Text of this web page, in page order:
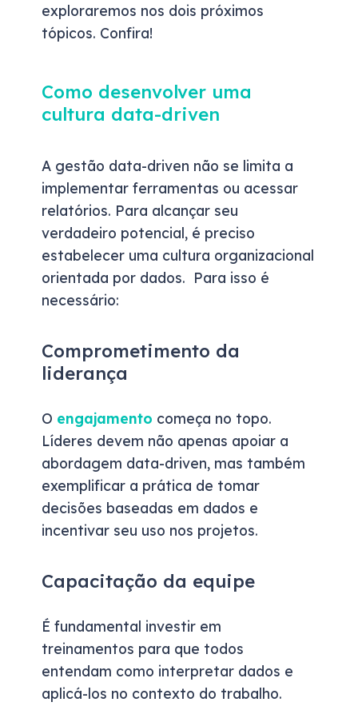
exploraremos nos dois próximos
tópicos. Confira!
Como desenvolver uma
cultura data-driven
A gestão data-driven não se limita a
implementar ferramentas ou acessar
relatórios. Para alcançar seu
verdadeiro potencial, é preciso
estabelecer uma cultura organizacional
orientada por dados. Para isso é
necessário:
Comprometimento da
liderança
O engajamento começa no topo.
Líderes devem não apenas apoiar a
abordagem data-driven, mas também
exemplificar a prática de tomar
decisões baseadas em dados e
incentivar seu uso nos projetos.
Capacitação da equipe
É fundamental investir em
treinamentos para que todos
entendam como interpretar dados e
aplicá-los no contexto do trabalho.